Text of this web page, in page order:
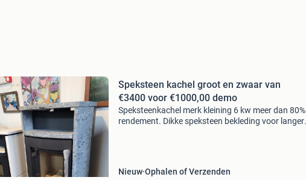
Speksteen kachel groot en zwaar van
€3400 voor €1000,00 demo
Speksteenkachel merk kleining 6 kw meer dan 80%
rendement. Dikke speksteen bekleding voor langer
Nieuw Ophalen of Verzenden